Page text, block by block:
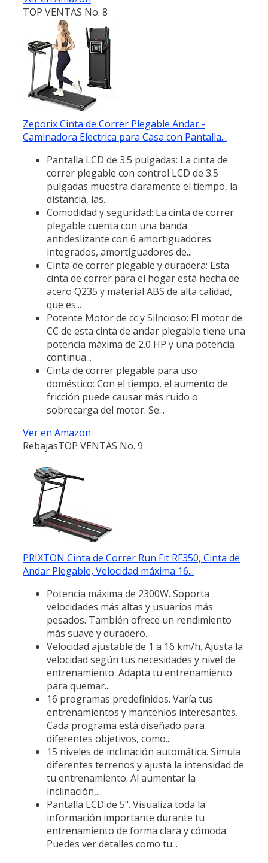
TOP VENTAS No. 8
Zeporix Cinta de Correr Plegable Andar -
Caminadora Electrica para Casa con Pantalla...
Pantalla LCD de 3.5 pulgadas: La cinta de
correr plegable con control LCD de 3.5
pulgadas muestra claramente el tiempo, la
distancia, las...
Comodidad y seguridad: La cinta de correr
plegable cuenta con una banda
antideslizante con 6 amortiguadores
integrados, amortiguadores de...
Cinta de correr plegable y duradera: Esta
cinta de correr para el hogar está hecha de
acero Q235 y material ABS de alta calidad,
que es...
Potente Motor de cc y Silncioso: El motor de
CC de esta cinta de andar plegable tiene una
potencia máxima de 2.0 HP y una potencia
continua...
Cinta de correr plegable para uso
doméstico: Con el tiempo, el aumento de
fricción puede causar más ruido o
sobrecarga del motor. Se...
Ver en Amazon
RebajasTOP VENTAS No. 9
PRIXTON Cinta de Correr Run Fit RF350, Cinta de
Andar Plegable, Velocidad máxima 16...
Potencia máxima de 2300W. Soporta
velocidades más altas y usuarios más
pesados. También ofrece un rendimiento
más suave y duradero.
Velocidad ajustable de 1 a 16 km/h. Ajusta la
velocidad según tus necesidades y nivel de
entrenamiento. Adapta tu entrenamiento
para quemar...
16 programas predefinidos. Varía tus
entrenamientos y mantenlos interesantes.
Cada programa está diseñado para
diferentes objetivos, como...
15 niveles de inclinación automática. Simula
diferentes terrenos y ajusta la intensidad de
tu entrenamiento. Al aumentar la
inclinación,...
Pantalla LCD de 5". Visualiza toda la
información importante durante tu
entrenamiento de forma clara y cómoda.
Puedes ver detalles como tu...